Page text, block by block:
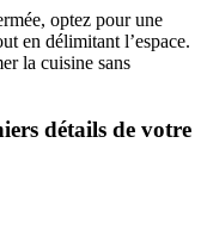
optez pour une
en délimitant l’espace.
la cuisine sans
détails de votre